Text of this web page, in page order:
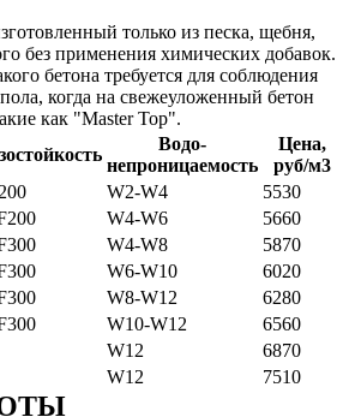
только из песка, щебня,
без применения химических добавок.
бетона требуется для соблюдения
когда на свежеуложенный бетон
как "Master Top".
Водо-
непроницаемость
Цена,
руб/м3
W2-W4
5530
W4-W6
5660
W4-W8
5870
W6-W10
6020
W8-W12
6280
W10-W12
6560
W12
6870
W12 7510